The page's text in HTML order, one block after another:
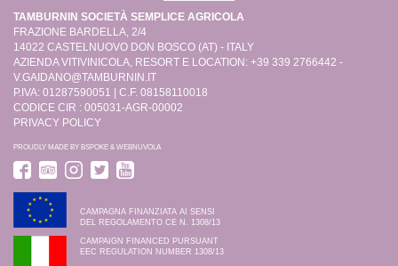
TAMBURNIN SOCIETÀ SEMPLICE AGRICOLA
FRAZIONE BARDELLA, 2/4
14022 CASTELNUOVO DON BOSCO (AT) - ITALY
AZIENDA VITIVINICOLA, RESORT E LOCATION: +39 339 2766442 -
V.GAIDANO@TAMBURNIN.IT
P.IVA: 01287590051 | C.F. 08158110018
CODICE CIR : 005031-AGR-00002
PRIVACY POLICY
PROUDLY MADE BY BSPOKE & WEBNUVOLA
CAMPAGNA FINANZIATA AI SENSI
DEL REGOLAMENTO CE N. 1308/13
CAMPAIGN FINANCED PURSUANT
EEC REGULATION NUMBER 1308/13